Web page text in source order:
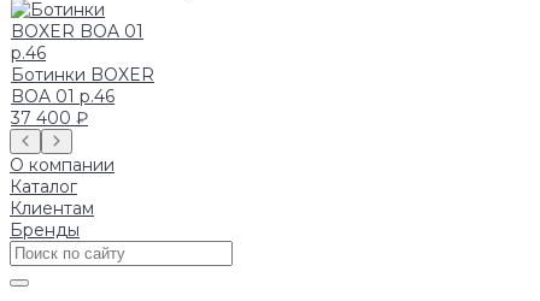
Ботинки BOXER
BOA 01 р.46
37 400 ₽
О компании
Каталог
Клиентам
Бренды